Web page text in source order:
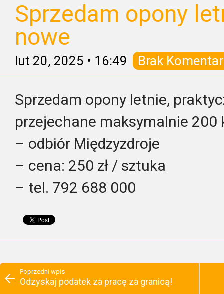
Sprzedam opony
nowe
lut 20, 2025 • 16:49 Brak
Sprzedam opony letnie,
przejechane maksymalnie 200
– odbiór Międzyzdroje
– cena: 250 zł / sztuka
– tel. 792 688 000
Poprzedni wpis
Odzyskaj podatek za pracę za granicą!